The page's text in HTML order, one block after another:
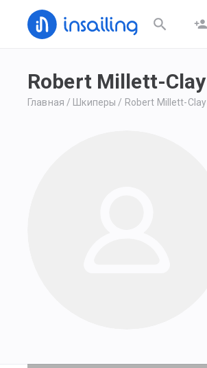
Robert Millett-Clay
Главная / Шкиперы / Robert Millett-Clay